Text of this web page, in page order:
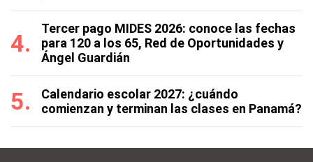
Tercer pago MIDES 2026: conoce las fechas
para 120 a los 65, Red de Oportunidades y
Ángel Guardián
Calendario escolar 2027: ¿cuándo
comienzan y terminan las clases en Panamá?